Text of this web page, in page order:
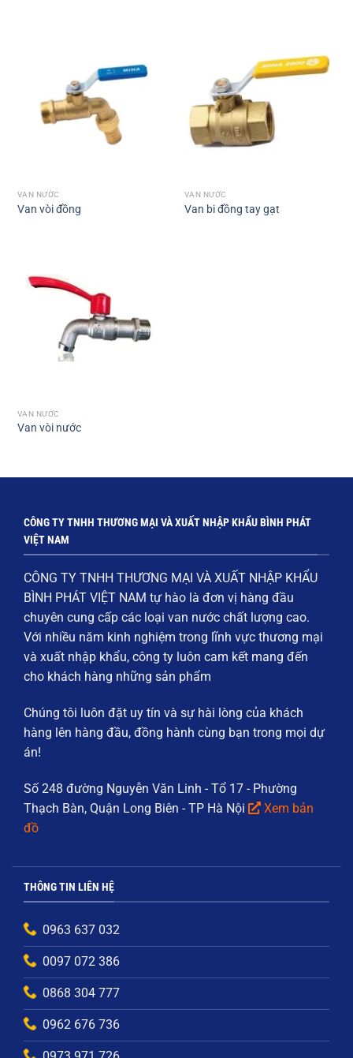
VAN NƯỚC
Van vòi đồng
VAN NƯỚC
Van bi đồng tay gạt
VAN NƯỚC
Van vòi nước
CÔNG TY TNHH THƯƠNG MẠI VÀ XUẤT NHẬP KHẨU BÌNH PHÁT
VIỆT NAM
CÔNG TY TNHH THƯƠNG MẠI VÀ XUẤT NHẬP KHẨU
BÌNH PHÁT VIỆT NAM tự hào là đơn vị hàng đầu
chuyên cung cấp các loại van nước chất lượng cao.
Với nhiều năm kinh nghiệm trong lĩnh vực thương mại
và xuất nhập khẩu, công ty luôn cam kết mang đến
cho khách hàng những sản phẩm
Chúng tôi luôn đặt uy tín và sự hài lòng của khách
hàng lên hàng đầu, đồng hành cùng bạn trong mọi dự
án!
Số 248 đường Nguyễn Văn Linh - Tổ 17 - Phường
Thạch Bàn, Quận Long Biên - TP Hà Nội
Xem bản
đồ
THÔNG TIN LIÊN HỆ
0963 637 032
0097 072 386
0868 304 777
0962 676 736